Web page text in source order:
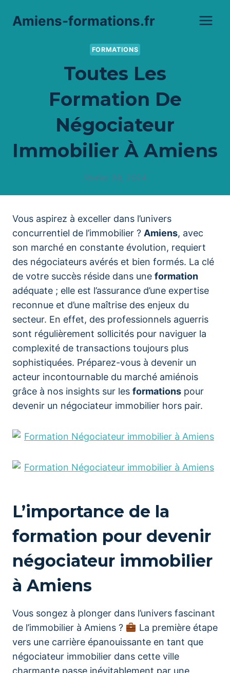
Amiens-formations.fr
FORMATIONS
Toutes Les
Formation De
Négociateur
Immobilier À Amiens
février 28, 2024
Vous aspirez à exceller dans l’univers
concurrentiel de l’immobilier ? Amiens, avec
son marché en constante évolution, requiert
des négociateurs avérés et bien formés. La clé
de votre succès réside dans une formation
adéquate ; elle est l’assurance d’une expertise
reconnue et d’une maîtrise des enjeux du
secteur. En effet, des professionnels aguerris
sont régulièrement sollicités pour naviguer la
complexité de transactions toujours plus
sophistiquées. Préparez-vous à devenir un
acteur incontournable du marché amiénois
grâce à nos insights sur les formations pour
devenir un négociateur immobilier hors pair.
L’importance de la
formation pour devenir
négociateur immobilier
à Amiens
Vous songez à plonger dans l’univers fascinant
de l’immobilier à Amiens ?
La première étape
vers une carrière épanouissante en tant que
négociateur immobilier dans cette ville
charmante passe inévitablement par une